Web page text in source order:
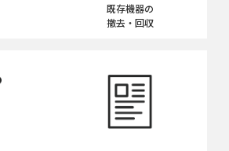
既存機器の
撤去・回収